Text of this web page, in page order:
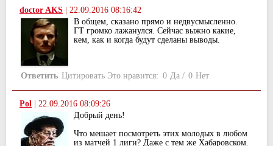
doctor AKS
22.09.2016 08:16:42
В общем, сказано прямо и недвусмысленно.
ГТ громко лажанулся. Сейчас выжно какие,
кем, как и когда будут сделаны выводы.
Ответить Цитировать Это нравится: 0 Да / 0 Нет
Pol
22.09.2016 08:09:26
Добрый день!
Что мешает посмотреть этих молодых в любом
из матчей 1 лиги? Даже с тем же Хабаровском.